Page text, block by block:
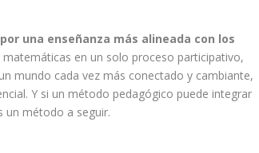
una enseñanza más alineada con los
en un solo proceso participativo,
mundo cada vez más conectado y cambiante,
Y si un método pedagógico puede integrar
un método a seguir.